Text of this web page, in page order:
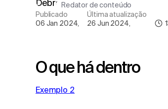
Redator de conteúdo
Publicado
06 Jan 2024,
Última atualização
26 Jun 2024,
O que há dentro
Exemplo 2